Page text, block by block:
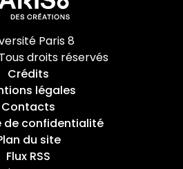
Paris 8
droits réservés
Crédits
légales
Contacts
de confidentialité
du site
Flux RSS